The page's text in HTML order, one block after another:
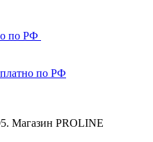
по РФ
по РФ
Магазин PROLINE